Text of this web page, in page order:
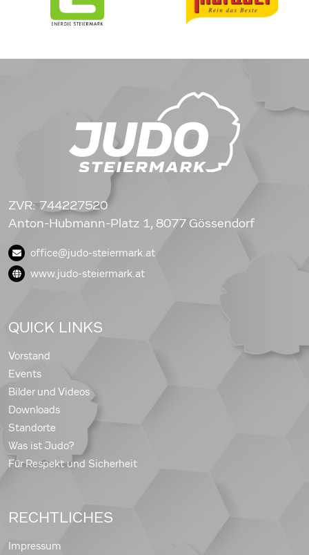
ZVR: 744227520
Anton-Hubmann-Platz 1, 8077 Gössendorf
office@judo-steiermark.at
www.judo-steiermark.at
QUICK LINKS
Vorstand
Events
Bilder und Videos
Downloads
Standorte
Was ist Judo?
Für Respekt und Sicherheit
RECHTLICHES
Impressum